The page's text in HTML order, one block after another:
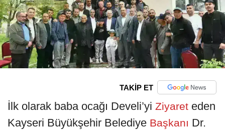
TAKİP ET
İlk olarak baba ocağı Develi’yi Ziyaret eden
Kayseri Büyükşehir Belediye Başkanı Dr.